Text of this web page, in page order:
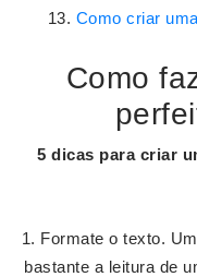
Como criar
Como
5 dicas para criar
Formate o texto.
bastante a leitura de